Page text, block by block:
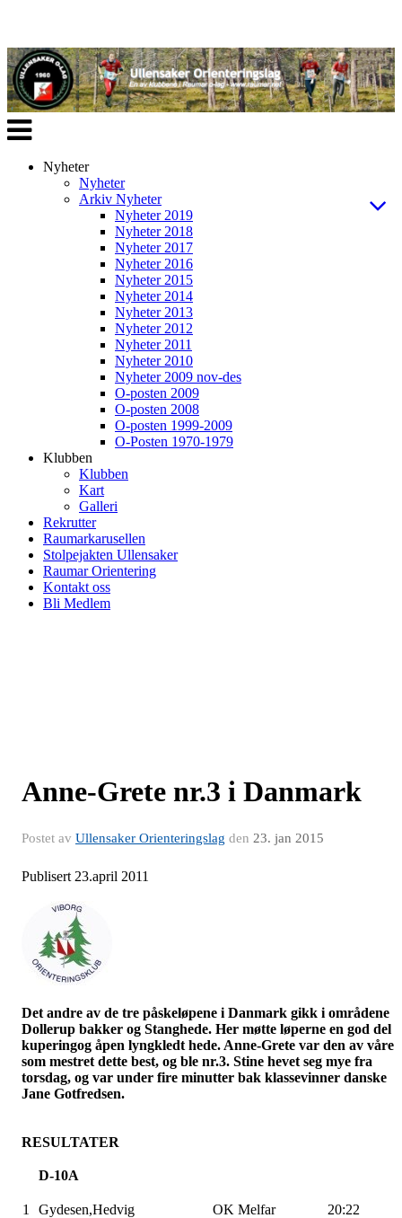
Veksle
navigasjon
Nyheter
Nyheter
Arkiv Nyheter
Nyheter 2019
Nyheter 2018
Nyheter 2017
Nyheter 2016
Nyheter 2015
Nyheter 2014
Nyheter 2013
Nyheter 2012
Nyheter 2011
Nyheter 2010
Nyheter 2009 nov-des
O-posten 2009
O-posten 2008
O-posten 1999-2009
O-Posten 1970-1979
Klubben
Klubben
Kart
Galleri
Rekrutter
Raumarkarusellen
Stolpejakten Ullensaker
Raumar Orientering
Kontakt oss
Bli Medlem
Anne-Grete nr.3 i Danmark
Postet av Ullensaker Orienteringslag den 23. jan 2015
Publisert 23.april 2011
Det andre av de tre påskeløpene i Danmark gikk i områdene
Dollerup bakker og Stanghede. Her møtte løperne en god del
kuperingog åpen lyngkledt hede. Anne-Grete var den av våre
som mestret dette best, og ble nr.3. Stine hevet seg mye fra
torsdag, og var under fire minutter bak klassevinner danske
Jane Gotfredsen.
RESULTATER
D-10A
1 Gydesen,Hedvig OK Melfar 20:22